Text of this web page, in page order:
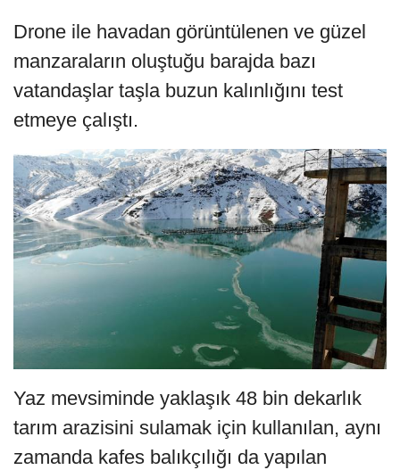
Drone ile havadan görüntülenen ve güzel
manzaraların oluştuğu barajda bazı
vatandaşlar taşla buzun kalınlığını test
etmeye çalıştı.
Yaz mevsiminde yaklaşık 48 bin dekarlık
tarım arazisini sulamak için kullanılan, aynı
zamanda kafes balıkçılığı da yapılan